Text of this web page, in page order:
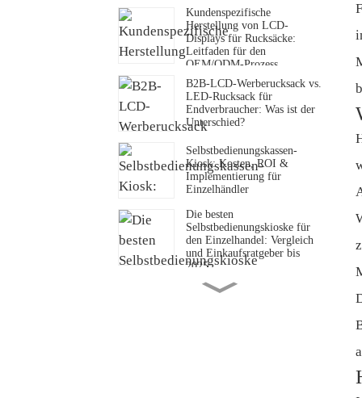
Kundenspezifische
Herstellung von LCD-
Displays für Rucksäcke:
Leitfaden für den
OEM/ODM-Prozess
B2B-LCD-Werberucksack vs.
LED-Rucksack für
Endverbraucher: Was ist der
Unterschied?
Selbstbedienungskassen-
Kiosk: Kosten, ROI &
Implementierung für
Einzelhändler
Die besten
Selbstbedienungskioske für
den Einzelhandel: Vergleich
und Einkaufsratgeber bis
2025
Was ist eine digitale Drive-